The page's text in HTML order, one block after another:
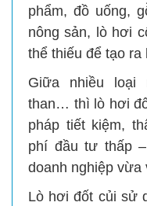
phẩm, đồ uống,
nông sản, lò hơi
thể thiếu để tạo
Giữa nhiều loại
than… thì lò hơi
pháp tiết kiệm,
phí đầu tư thấp
doanh nghiệp vừa
Lò hơi đốt củi sử